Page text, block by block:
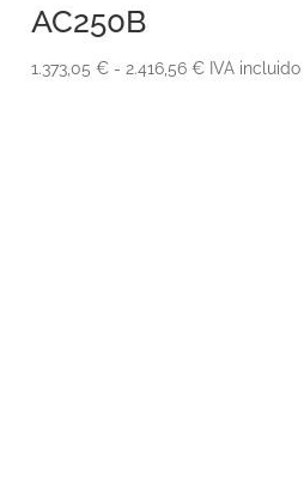
AC250B
1.373,05 € - 2.416,56 €Rango
IVA incluido